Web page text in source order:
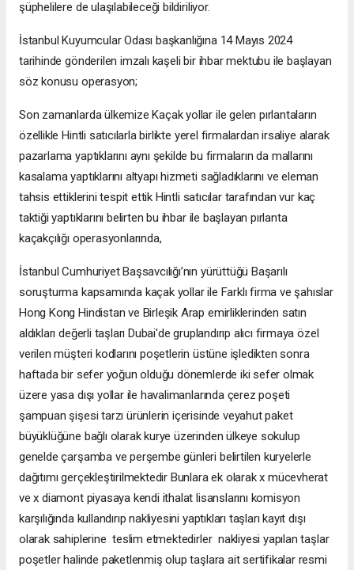
şüphelilere de ulaşılabileceği bildiriliyor.
İstanbul Kuyumcular Odası başkanlığına 14 Mayıs 2024
tarihinde gönderilen imzalı kaşeli bir ihbar mektubu ile başlayan
söz konusu operasyon;
Son zamanlarda ülkemize Kaçak yollar ile gelen pırlantaların
özellikle Hintli satıcılarla birlikte yerel firmalardan irsaliye alarak
pazarlama yaptıklarını aynı şekilde bu firmaların da mallarını
kasalama yaptıklarını altyapı hizmeti sağladıklarını ve eleman
tahsis ettiklerini tespit ettik Hintli satıcılar tarafından vur kaç
taktiği yaptıklarını belirten bu ihbar ile başlayan pırlanta
kaçakçılığı operasyonlarında,
İstanbul Cumhuriyet Başsavcılığı’nın yürüttüğü Başarılı
soruşturma kapsamında kaçak yollar ile Farklı firma ve şahıslar
Hong Kong Hindistan ve Birleşik Arap emirliklerinden satın
aldıkları değerli taşları Dubai'de gruplandırıp alıcı firmaya özel
verilen müşteri kodlarını poşetlerin üstüne işledikten sonra
haftada bir sefer yoğun olduğu dönemlerde iki sefer olmak
üzere yasa dışı yollar ile havalimanlarında çerez poşeti
şampuan şişesi tarzı ürünlerin içerisinde veyahut paket
büyüklüğüne bağlı olarak kurye üzerinden ülkeye sokulup
genelde çarşamba ve perşembe günleri belirtilen kuryelerle
dağıtımı gerçekleştirilmektedir Bunlara ek olarak x mücevherat
ve x diamont piyasaya kendi ithalat lisanslarını komisyon
karşılığında kullandırıp nakliyesini yaptıkları taşları kayıt dışı
olarak sahiplerine teslim etmektedirler nakliyesi yapılan taşlar
poşetler halinde paketlenmiş olup taşlara ait sertifikalar resmi